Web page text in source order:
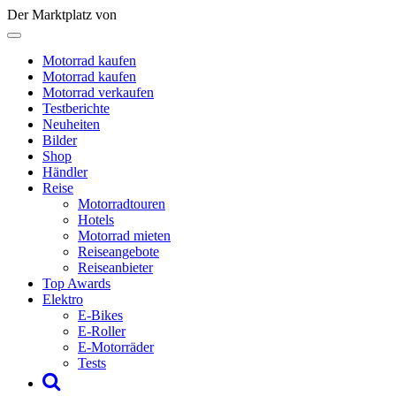
Der Marktplatz von
Motorrad kaufen
Motorrad kaufen
Motorrad verkaufen
Testberichte
Neuheiten
Bilder
Shop
Händler
Reise
Motorradtouren
Hotels
Motorrad mieten
Reiseangebote
Reiseanbieter
Top Awards
Elektro
E-Bikes
E-Roller
E-Motorräder
Tests